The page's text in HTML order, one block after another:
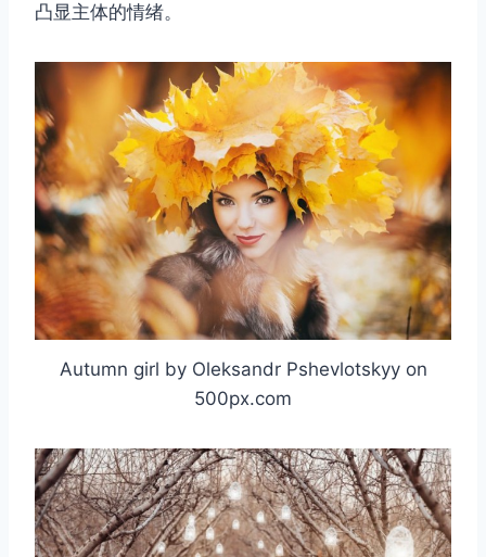
凸显主体的情绪。
Autumn girl by Oleksandr Pshevlotskyy on
500px.com